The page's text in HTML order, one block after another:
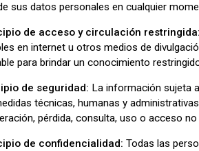
sus datos personales en cualquier
de acceso y circulación restringida:
en internet u otros medios de
para brindar un conocimiento
de seguridad: La información sujeta
técnicas, humanas y
pérdida, consulta, uso o acceso
de confidencialidad: Todas las